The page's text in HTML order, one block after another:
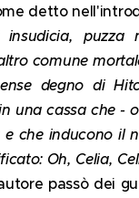
detto
puzza
comune
degno di
una cassa che -
e che inducono il
Oh, Celia,
passò dei